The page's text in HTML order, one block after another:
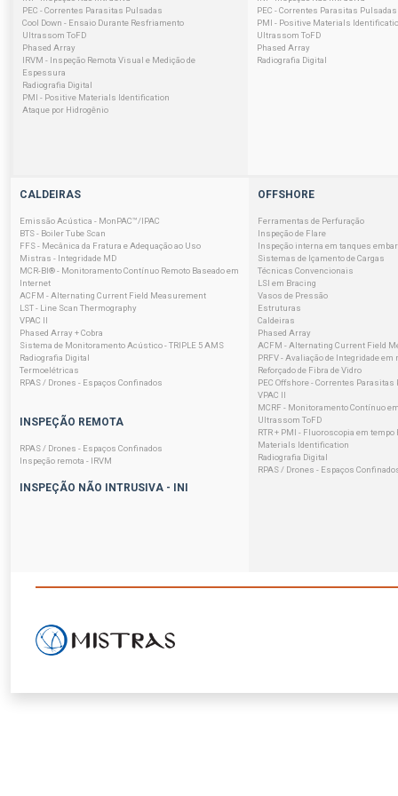
PEC - Correntes Parasitas Pulsadas
Cool Down - Ensaio Durante Resfriamento
Ultrassom ToFD
Phased Array
IRVM - Inspeção Remota Visual e Medição de
Espessura
Radiografia Digital
PMI - Positive Materials Identification
Ataque por Hidrogênio
PEC - Correntes Parasitas Pulsadas
PMI - Positive Materials
Ultrassom ToFD
Phased Array
Radiografia Digital
CALDEIRAS
Emissão Acústica - MonPAC™/IPAC
BTS - Boiler Tube Scan
FFS - Mecânica da Fratura e Adequação ao Uso
Mistras - Integridade MD
MCR-BI® - Monitoramento Contínuo Remoto Baseado em
Internet
ACFM - Alternating Current Field Measurement
LST - Line Scan Thermography
VPAC II
Phased Array + Cobra
Sistema de Monitoramento Acústico - TRIPLE 5 AMS
Radiografia Digital
Termoelétricas
RPAS / Drones - Espaços Confinados
INSPEÇÃO REMOTA
RPAS / Drones - Espaços Confinados
Inspeção remota - IRVM
INSPEÇÃO NÃO INTRUSIVA - INI
OFFSHORE
Ferramentas de Perfuração
Inspeção de Flare
Inspeção interna em tanques
Sistemas de Içamento de Cargas
Técnicas Convencionais
LSI em Bracing
Vasos de Pressão
Estruturas
Caldeiras
Phased Array
ACFM - Alternating Current Field
PRFV - Avaliação de Integridade
Reforçado de Fibra de Vidro
PEC Offshore - Correntes Parasitas
VPAC II
MCRF - Monitoramento Contínuo
Ultrassom ToFD
RTR + PMI - Fluoroscopia em tempo
Materials Identification
Radiografia Digital
RPAS / Drones - Espaços